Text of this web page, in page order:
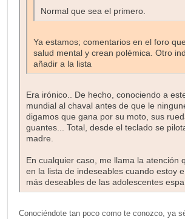
Normal que sea el primero.
Ya estamos; comentarios en el foro
salud mental y crean polémica. Otro
añadir a la lista
Era irónico.. De hecho, conociendo a
mundial al chaval antes de que le
digamos que gana por su moto, sus
guantes... Total, desde el teclado se
madre.
En cualquier caso, me llama la atención
en la lista de indeseables cuando estoy
más deseables de las adolescentes
Conociéndote tan poco como te conozco, ya